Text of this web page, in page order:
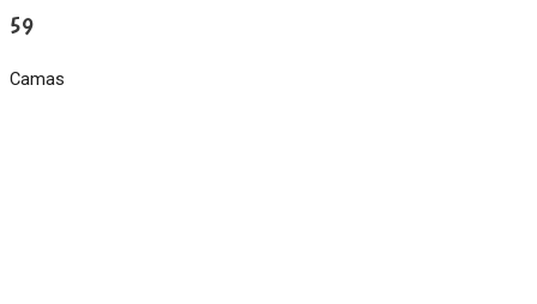
59
Camas